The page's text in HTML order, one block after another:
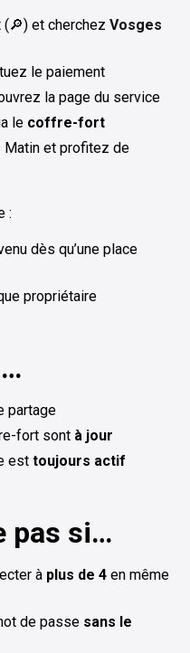
et cherchez Vosges
le paiement
la page du service
le coffre-fort
Matin et profitez de
:
dès qu’une place
propriétaire
partage
fort sont à jour
est toujours actif
pas si…
à plus de 4 en même
de passe sans le